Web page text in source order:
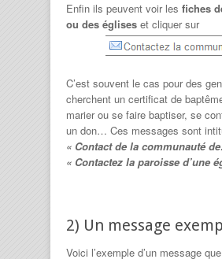
Enfin ils peuvent voir les fiches
ou des églises et cliquer sur
C’est souvent le cas pour des
cherchent un certificat de
marier ou se faire baptiser, se
un don… Ces messages sont
« Contact de la communauté
« Contactez la paroisse d’une
2) Un message
Voici l’exemple d’un message